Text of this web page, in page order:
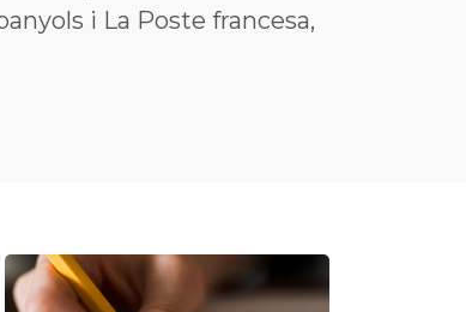
i La Poste francesa,